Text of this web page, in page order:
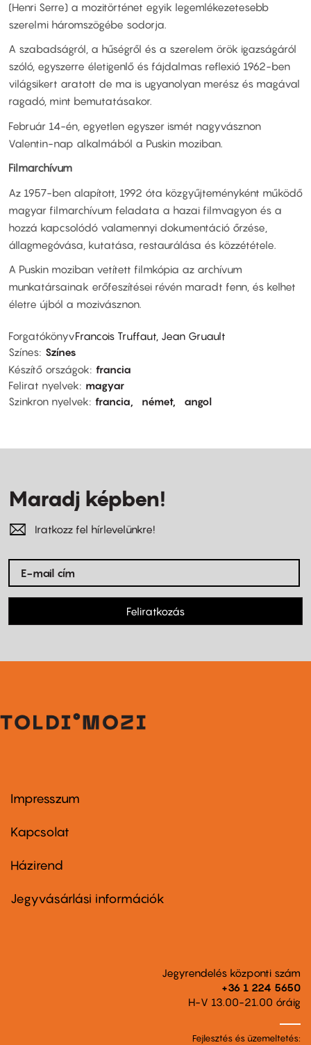
(Henri Serre) a mozitörténet egyik legemlékezetesebb
szerelmi háromszögébe sodorja.
A szabadságról, a hűségről és a szerelem örök igazságáról
szóló, egyszerre életigenlő és fájdalmas reflexió 1962-ben
világsikert aratott de ma is ugyanolyan merész és magával
ragadó, mint bemutatásakor.
Február 14-én, egyetlen egyszer ismét nagyvásznon
Valentin-nap alkalmából a Puskin moziban.
Filmarchívum
Az 1957-ben alapított, 1992 óta közgyűjteményként működő
magyar filmarchívum feladata a hazai filmvagyon és a
hozzá kapcsolódó valamennyi dokumentáció őrzése,
állagmegóvása, kutatása, restaurálása és közzététele.
A Puskin moziban vetített filmkópia az archívum
munkatársainak erőfeszítései révén maradt fenn, és kelhet
életre újból a mozivásznon.
ForgatókönyvFrancois Truffaut, Jean Gruault
Színes Színes
Készítő országok francia
Felirat nyelvek
magyar
Szinkron nyelvek francia német angol
Maradj képben!
Iratkozz fel hírlevelünkre!
Feliratkozás
Footer
first
Impresszum
Kapcsolat
Footer
second
Házirend
Jegyvásárlási információk
Jegyrendelés központi szám
+36 1 224 5650
H-V 13.00-21.00 óráig
Fejlesztés és üzemeltetés: